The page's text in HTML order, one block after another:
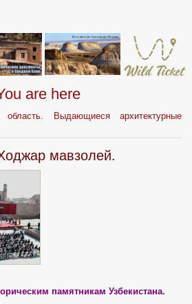
are here
область. Выдающиеся архитектурные
мавзолей.
памятникам Узбекистана.